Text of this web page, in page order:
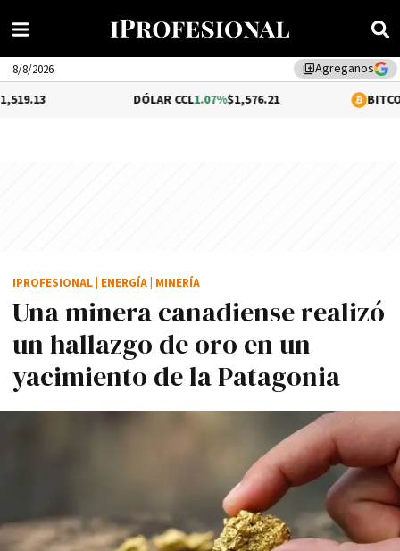
library_addAgreganos
8/8/2026
1.07%$1,576.21 0.29%
Una minera canadiense realizó
un hallazgo de oro en un
yacimiento de la Patagonia
IPROFESIONAL ENERGÍA MINERÍA